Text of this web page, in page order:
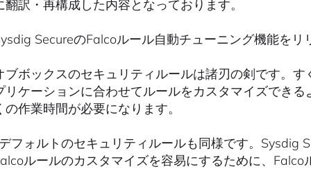
翻訳・再構成した内容となっております。
SecureのFalcoルール自動チューニング機能をリ
ブボックスのセキュリティルールは諸刃の剣です。
リケーションに合わせてルールをカスタマイズでき
の作業時間が必要になります。
フォルトのセキュリティルールも同様です。Sysdig
ルールのカスタマイズを容易にするために、